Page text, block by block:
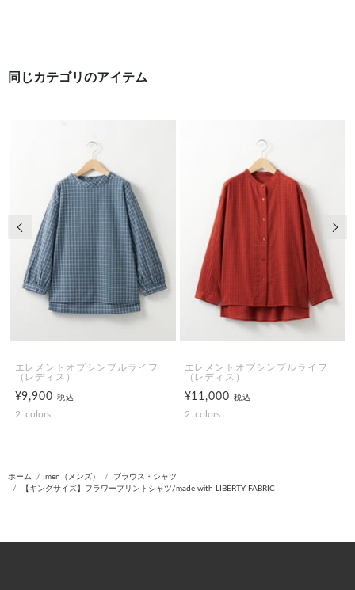
同じカテゴリのアイテム
エレメントオブシンプルライフ
（レディス）
¥9,900税込
2 colors
エレメントオブシンプルライフ
（レディス）
¥11,000税込
2 colors
前の画像
ホーム men（メンズ）
ブラウス・シャツ
【キングサイズ】フラワープリントシャツ/made with LIBERTY FABRIC